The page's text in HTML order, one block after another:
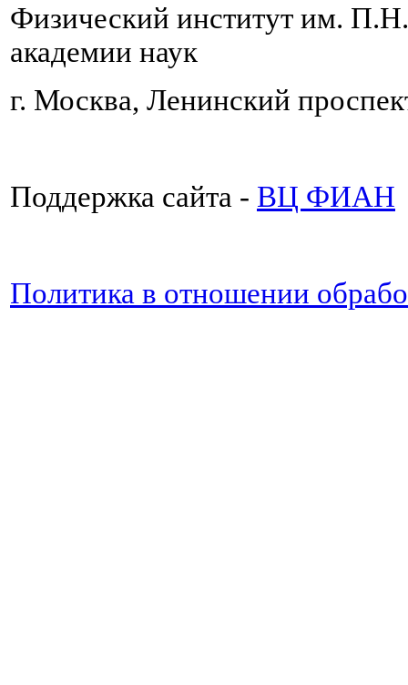
Физический институт им.
академии наук
г. Москва, Ленинский
Поддержка сайта - ВЦ ФИАН
Политика в отношении